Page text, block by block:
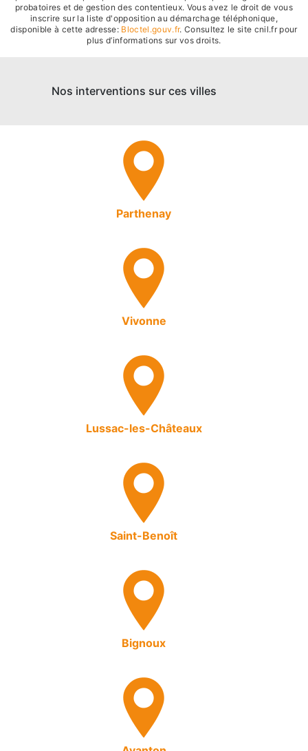
probatoires et de gestion des contentieux. Vous avez le droit de vous
inscrire sur la liste d'opposition au démarchage téléphonique,
disponible à cette adresse: Bloctel.gouv.fr. Consultez le site cnil.fr pour
plus d’informations sur vos droits.
Nos interventions sur ces villes
Parthenay
Vivonne
Lussac-les-Châteaux
Saint-Benoît
Bignoux